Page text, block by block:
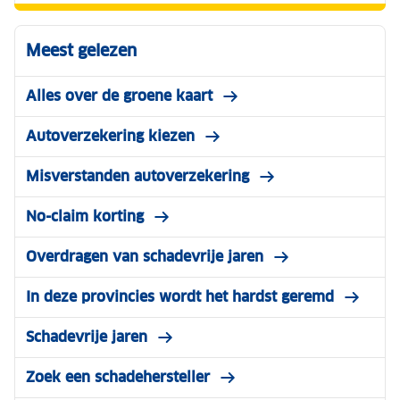
Meest gelezen
Alles over de groene kaart
Autoverzekering kiezen
Misverstanden autoverzekering
No-claim korting
Overdragen van schadevrije jaren
In deze provincies wordt het hardst geremd
Schadevrije jaren
Zoek een schadehersteller